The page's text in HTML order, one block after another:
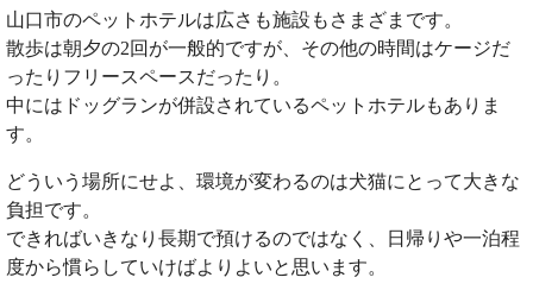
山口市のペットホテルは広さも施設もさまざまです。
散歩は朝夕の2回が一般的ですが、その他の時間はケージだ
ったりフリースペースだったり。
中にはドッグランが併設されているペットホテルもありま
す。
どういう場所にせよ、環境が変わるのは犬猫にとって大きな
負担です。
できればいきなり長期で預けるのではなく、日帰りや一泊程
度から慣らしていけばよりよいと思います。